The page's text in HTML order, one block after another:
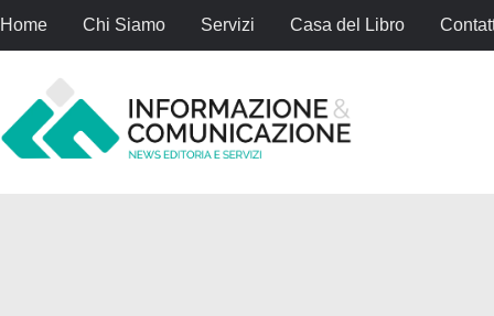
Home Chi Siamo Servizi Casa del Libro